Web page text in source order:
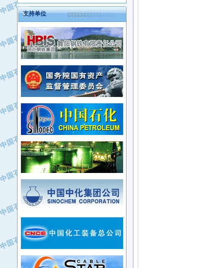
·实华(天津)国际贸易有限公司
·上海宝钢商贸有限公司
·辽河石油勘探局总机械厂
·正泰集团
·华北油田科达开发有限公司
·中石化西南石油局井下工程处
·大庆油田石油专用设备有限公司
·江苏丹化集团有限责任公司
·中核苏阀科技实业股份有限公司
·山特电子（深圳）有限公司
·常州市中兴石油化工助剂有限公司
·姜堰市三联助剂有限公司
·四川中光高技术研究所有限责任公司
·江苏天安防雷工程有限责任公司
·山东东营胜利工业园区
·自贡五洲防腐安装有限公司
支持单位
·中国石化茂名石化分公司
·中国石油大港油田分公司
·中油油气勘探软件国家工程研究中心
·西安长庆钻宇集团咸阳石化有限公司
·新疆新冠控制系统工程有限公司
·新疆安维消防设施器材有限公司
·华北石油津工机械制造有限公司
·中国石化茂名石化分公司
·上海赛科石油化工有限责任公司
·河北卓唯钢管制造有限公司
·上海高桥石化
·中国石化扬子石油化工股份有限公司
·中国石化上海石油化工股份有限公司
·中国石油长庆油田分公司